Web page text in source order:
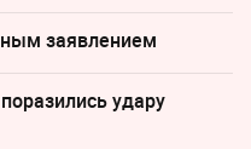
заявлением
удару